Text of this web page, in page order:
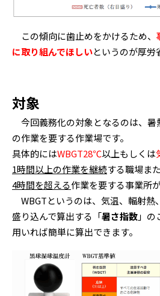
この傾向に歯止めをかけるため、
に取り組んでほしいというのが厚労
対象
今回義務化の対象となるのは、暑
の作業を要する作業場です。
具体的にはWBGT28℃以上もしくは
1時間以上の作業を継続する職場ま
4時間を超える作業を要する事業所
WBGTというのは、気温、輻射熱
盛り込んで算出する「暑さ指数」
用いれば簡単に算出できます。